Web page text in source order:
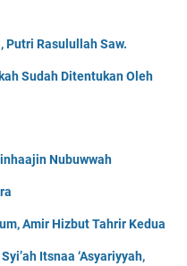
Putri Rasulullah Saw.
Sudah Ditentukan Oleh
Nubuwwah
Amir Hizbut Tahrir Kedua
Itsnaa ‘Asyariyyah,